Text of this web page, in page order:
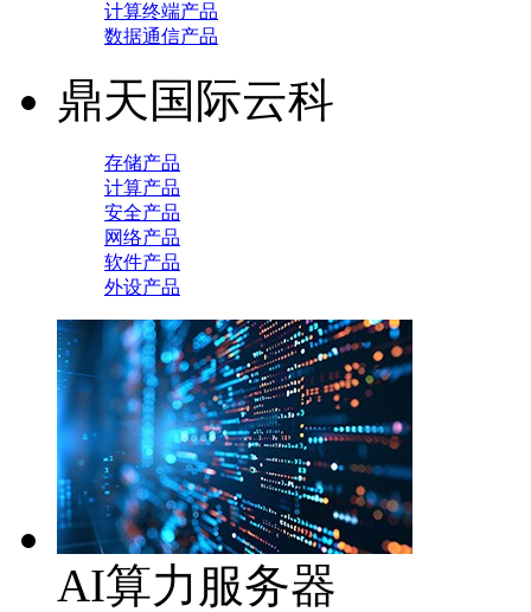
计算终端产品
数据通信产品
鼎天国际云科
存储产品
计算产品
安全产品
网络产品
软件产品
外设产品
AI算力服务器